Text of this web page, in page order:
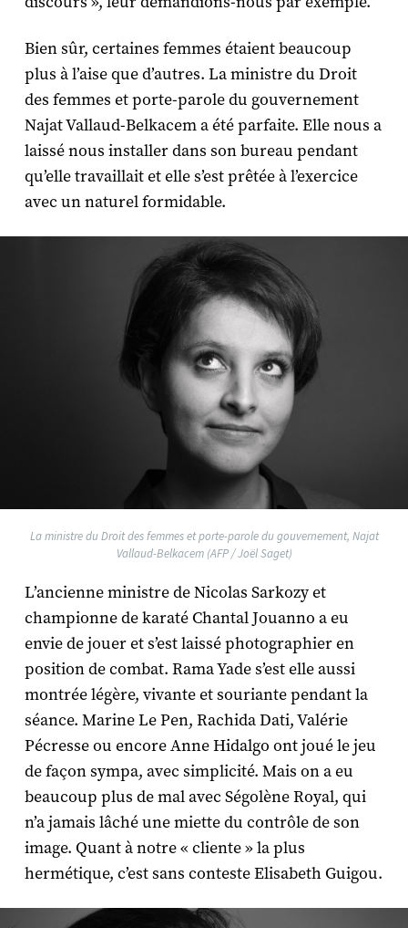
Bien sûr, certaines femmes étaient beaucoup
plus à l’aise que d’autres. La ministre du Droit
des femmes et porte-parole du gouvernement
Najat Vallaud-Belkacem a été parfaite. Elle nous a
laissé nous installer dans son bureau pendant
qu’elle travaillait et elle s’est prêtée à l’exercice
avec un naturel formidable.
La ministre du Droit des femmes et porte-parole du gouvernement, Najat
Vallaud-Belkacem (AFP / Joël Saget)
L’ancienne ministre de Nicolas Sarkozy et
championne de karaté Chantal Jouanno a eu
envie de jouer et s’est laissé photographier en
position de combat. Rama Yade s’est elle aussi
montrée légère, vivante et souriante pendant la
séance. Marine Le Pen, Rachida Dati, Valérie
Pécresse ou encore Anne Hidalgo ont joué le jeu
de façon sympa, avec simplicité. Mais on a eu
beaucoup plus de mal avec Ségolène Royal, qui
n’a jamais lâché une miette du contrôle de son
image. Quant à notre « cliente » la plus
hermétique, c’est sans conteste Elisabeth Guigou.